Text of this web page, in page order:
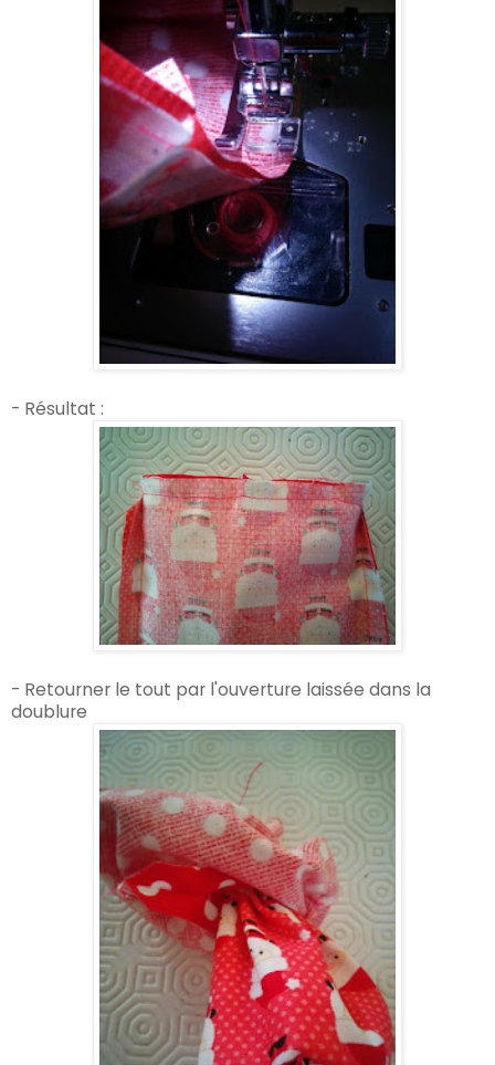
- Résultat :
- Retourner le tout par l'ouverture laissée dans la
doublure